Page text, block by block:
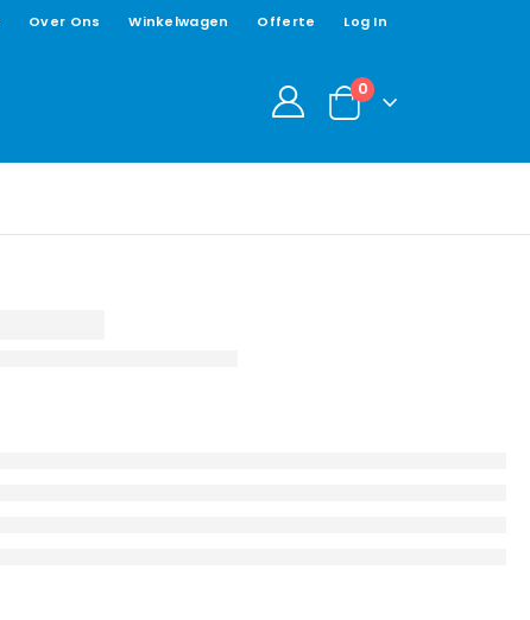
Over Ons Winkelwagen Offerte Log In
0